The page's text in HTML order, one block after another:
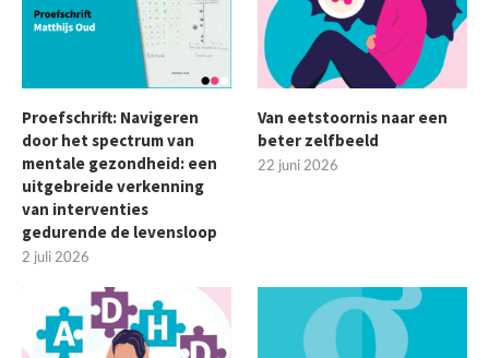
Proefschrift: Navigeren
door het spectrum van
mentale gezondheid: een
uitgebreide verkenning
van interventies
gedurende de levensloop
2 juli 2026
Van eetstoornis naar een
beter zelfbeeld
22 juni 2026